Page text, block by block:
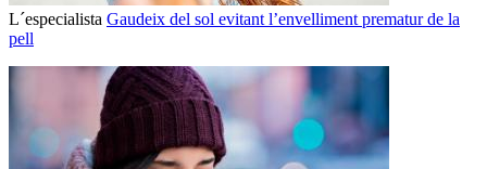
L´especialista Gaudeix del sol evitant l’envelliment prematur de la
pell